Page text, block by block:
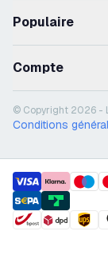
Populaire
Compte
© Copyright 2026 -
Conditions
payment
shipment